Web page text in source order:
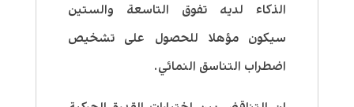
الذكاء لديه تفوق التاسعة والستين
سيكون مؤهلا للحصول على تشخيص
اضطراب التناسق النمائي.